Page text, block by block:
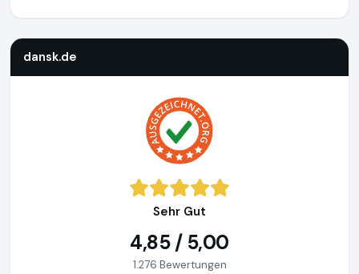
dansk.de
Sehr Gut
4,85 / 5,00
1.276 Bewertungen